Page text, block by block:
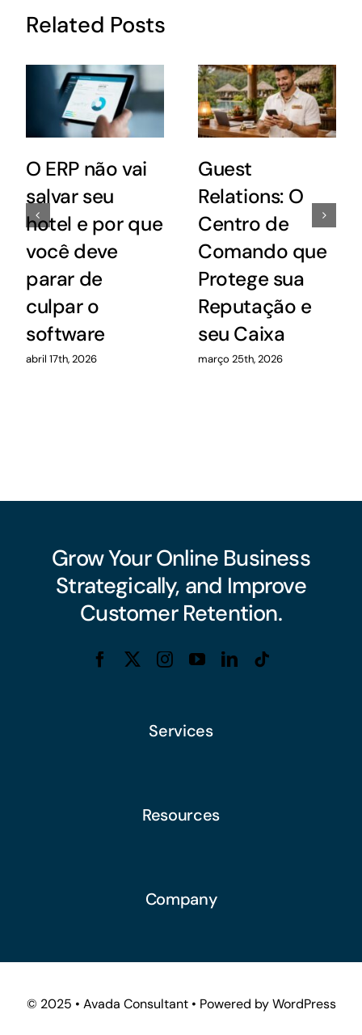
Related Posts
O ERP não vai
salvar seu
hotel e por que
você deve
parar de
culpar o
software
abril 17th, 2026
Guest
Relations: O
Centro de
Comando que
Protege sua
Reputação e
seu Caixa
março 25th, 2026
Grow Your Online Business
Strategically, and Improve
Customer Retention.
Services
Resources
Company
© 2025 • Avada Consultant • Powered by WordPress